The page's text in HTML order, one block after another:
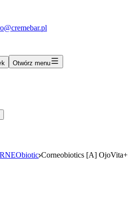
Otwórz menu
Corneobiotics [A] OjoVita+